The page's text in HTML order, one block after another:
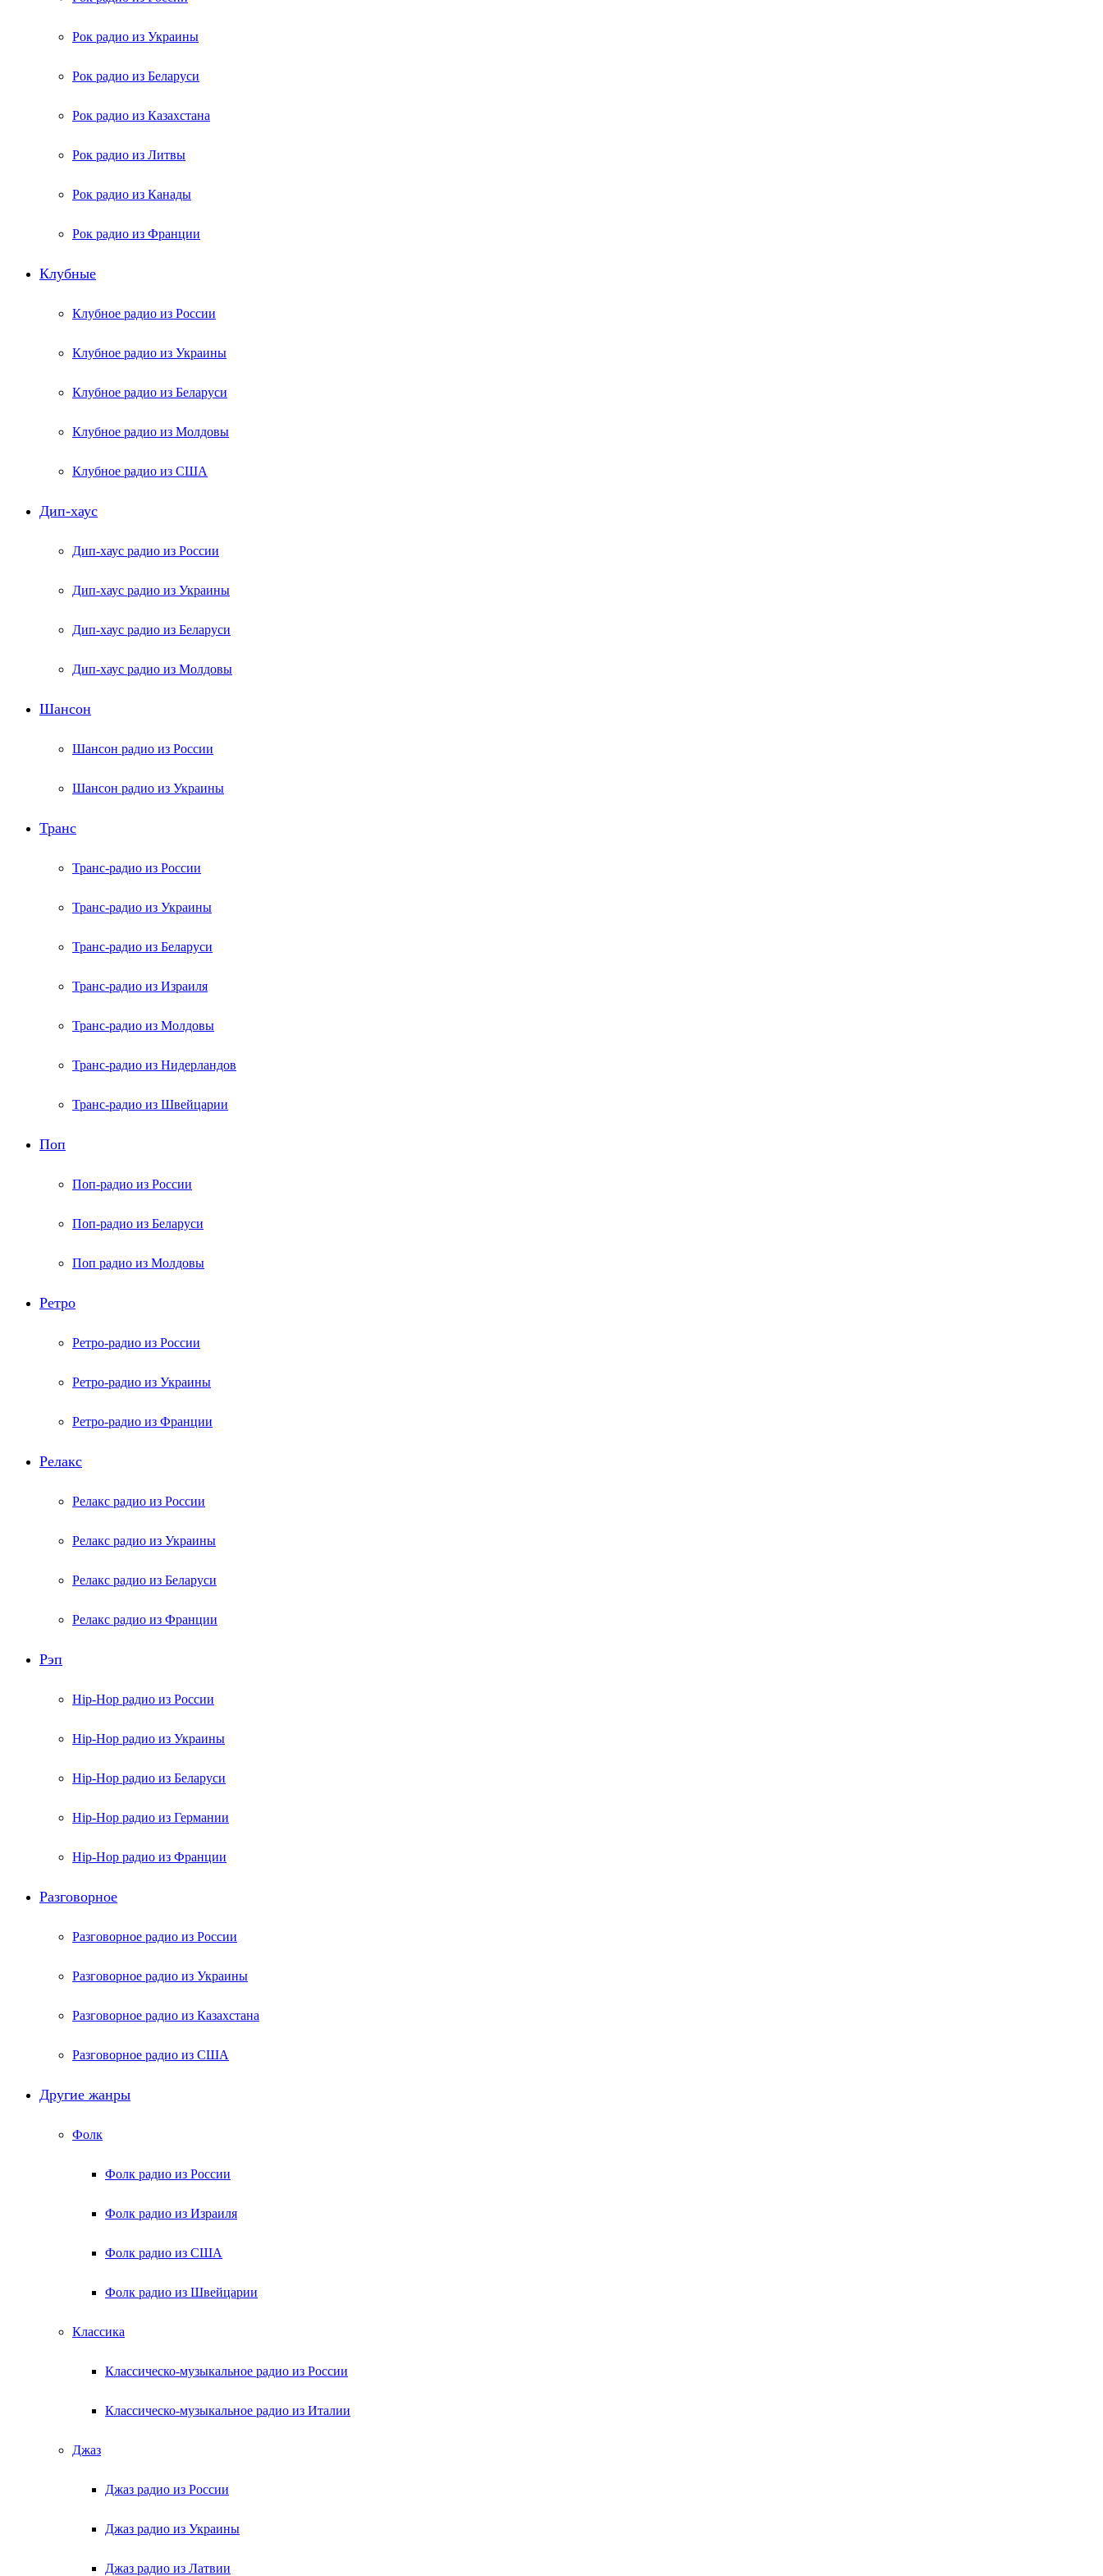
Рок радио из Украины
Рок радио из Беларуси
Рок радио из Казахстана
Рок радио из Литвы
Рок радио из Канады
Рок радио из Франции
Клубные
Клубное радио из России
Клубное радио из Украины
Клубное радио из Беларуси
Клубное радио из Молдовы
Клубное радио из США
Дип-хаус
Дип-хаус радио из России
Дип-хаус радио из Украины
Дип-хаус радио из Беларуси
Дип-хаус радио из Молдовы
Шансон
Шансон радио из России
Шансон радио из Украины
Транс
Транс-радио из России
Транс-радио из Украины
Транс-радио из Беларуси
Транс-радио из Израиля
Транс-радио из Молдовы
Транс-радио из Нидерландов
Транс-радио из Швейцарии
Поп
Поп-радио из России
Поп-радио из Беларуси
Поп радио из Молдовы
Ретро
Ретро-радио из России
Ретро-радио из Украины
Ретро-радио из Франции
Релакс
Релакс радио из России
Релакс радио из Украины
Релакс радио из Беларуси
Релакс радио из Франции
Рэп
Hip-Hop радио из России
Hip-Hop радио из Украины
Hip-Hop радио из Беларуси
Hip-Hop радио из Германии
Hip-Hop радио из Франции
Разговорное
Разговорное радио из России
Разговорное радио из Украины
Разговорное радио из Казахстана
Разговорное радио из США
Другие жанры
Фолк
Фолк радио из России
Фолк радио из Израиля
Фолк радио из США
Фолк радио из Швейцарии
Классика
Классическо-музыкальное радио из России
Классическо-музыкальное радио из Италии
Джаз
Джаз радио из России
Джаз радио из Украины
Джаз радио из Латвии